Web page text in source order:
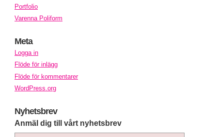
Portfolio
Varenna Poliform
Meta
Logga in
Flöde för inlägg
Flöde för kommentarer
WordPress.org
Nyhetsbrev
Anmäl dig till vårt nyhetsbrev